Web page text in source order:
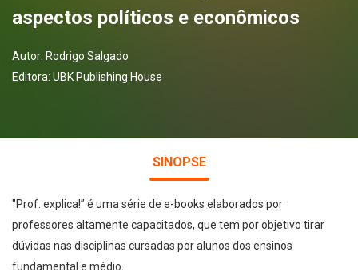
aspectos políticos e econômicos
Autor: Rodrigo Salgado
Editora: UBK Publishing House
SINOPSE
"Prof. explica!” é uma série de e-books elaborados por
professores altamente capacitados, que tem por objetivo tirar
dúvidas nas disciplinas cursadas por alunos dos ensinos
fundamental e médio.